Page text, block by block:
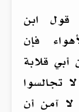
ابن
فإن
قلابة
تجالسوا
لا آمن أن